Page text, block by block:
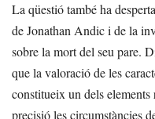
La qüestió també ha
de Jonathan Andic i de la
sobre la mort del seu pare.
que la valoració de les
constitueix un dels
precisió les circumstàncies